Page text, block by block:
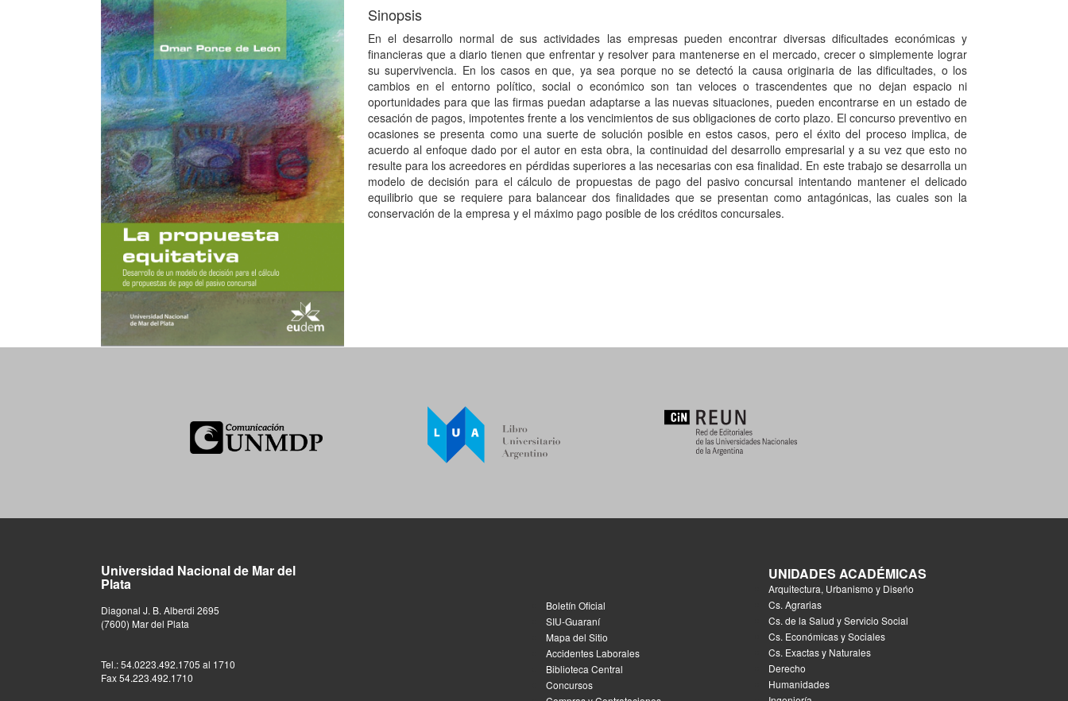
Sinopsis
En el desarrollo normal de sus actividades las empresas pueden encontrar diversas diﬁcultades económicas y
ﬁnancieras que a diario tienen que enfrentar y resolver para mantenerse en el mercado, crecer o simplemente lograr
su supervivencia. En los casos en que, ya sea porque no se detectó la causa originaria de las diﬁcultades, o los
cambios en el entorno político, social o económico son tan veloces o trascendentes que no dejan espacio ni
oportunidades para que las firmas puedan adaptarse a las nuevas situaciones, pueden encontrarse en un estado de
cesación de pagos, impotentes frente a los vencimientos de sus obligaciones de corto plazo. El concurso preventivo en
ocasiones se presenta como una suerte de solución posible en estos casos, pero el éxito del proceso implica, de
acuerdo al enfoque dado por el autor en esta obra, la continuidad del desarrollo empresarial y a su vez que esto no
resulte para los acreedores en pérdidas superiores a las necesarias con esa ﬁnalidad. En este trabajo se desarrolla un
modelo de decisión para el cálculo de propuestas de pago del pasivo concursal intentando mantener el delicado
equilibrio que se requiere para balancear dos ﬁnalidades que se presentan como antagónicas, las cuales son la
conservación de la empresa y el máximo pago posible de los créditos concursales.
Universidad Nacional de Mar del
Plata
Diagonal J. B. Alberdi 2695
(7600) Mar del Plata
Tel.: 54.0223.492.1705 al 1710
Fax 54.223.492.1710
Boletín Oficial
SIU-Guaraní
Mapa del Sitio
Accidentes Laborales
Biblioteca Central
Concursos
UNIDADES ACADÉMICAS
Arquitectura, Urbanismo y Diseńo
Cs. Agrarias
Cs. de la Salud y Servicio Social
Cs. Económicas y Sociales
Cs. Exactas y Naturales
Derecho
Humanidades